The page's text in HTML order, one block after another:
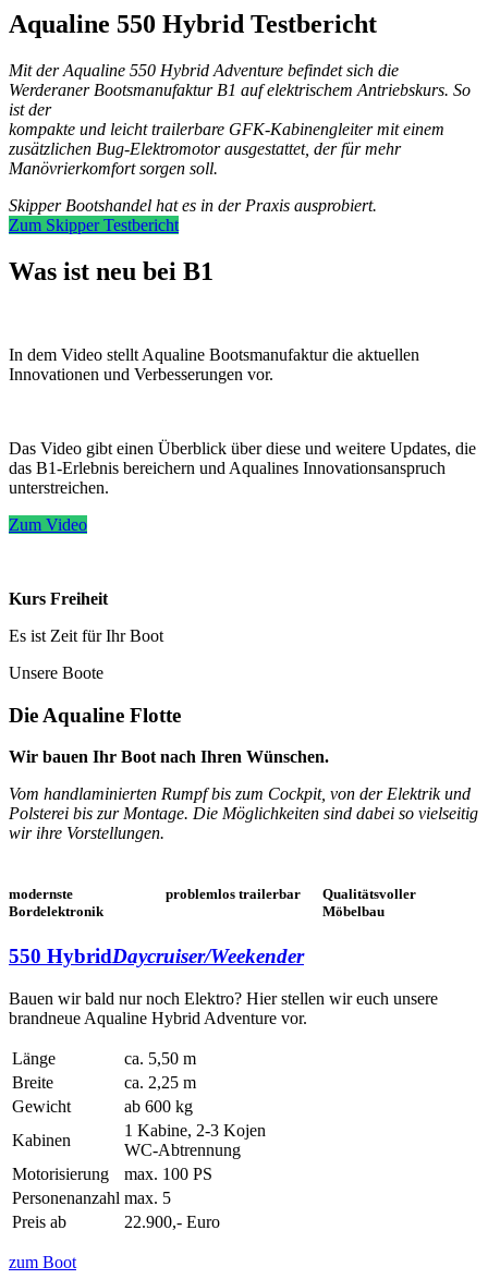
Aqualine 550 Hybrid Testbericht​
Mit der Aqualine 550 Hybrid Adventure befindet sich die
Werderaner Bootsmanufaktur B1 auf elektrischem Antriebskurs. So
ist der
kompakte und leicht trailerbare GFK-Kabinengleiter mit einem
zusätzlichen Bug-Elektromotor ausgestattet, der für mehr
Manövrierkomfort sorgen soll.
Skipper Bootshandel hat es in der Praxis ausprobiert.
Zum Skipper Testbericht
Was ist neu bei B1
In dem Video stellt Aqualine Bootsmanufaktur die aktuellen
Innovationen und Verbesserungen vor.
Das Video gibt einen Überblick über diese und weitere Updates, die
das B1-Erlebnis bereichern und Aqualines Innovationsanspruch
unterstreichen.
Zum Video
Kurs Freiheit
Es ist Zeit für Ihr Boot
Unsere Boote
Die Aqualine Flotte
Wir bauen Ihr Boot nach Ihren Wünschen.
Vom handlaminierten Rumpf bis zum Cockpit, von der Elektrik und
Polsterei bis zur Montage. Die Möglichkeiten sind dabei so vielseitig
wir ihre Vorstellungen.
modernste
Bordelektronik
problemlos trailerbar
Qualitätsvoller
Möbelbau
550 HybridDaycruiser/Weekender
Bauen wir bald nur noch Elektro? Hier stellen wir euch unsere
brandneue Aqualine Hybrid Adventure vor.
Länge
ca. 5,50 m
Breite
ca. 2,25 m
Gewicht
ab 600 kg
Kabinen
1 Kabine, 2-3 Kojen
WC-Abtrennung
Motorisierung
max. 100 PS
Personenanzahl max. 5
Preis ab
22.900,- Euro
zum Boot